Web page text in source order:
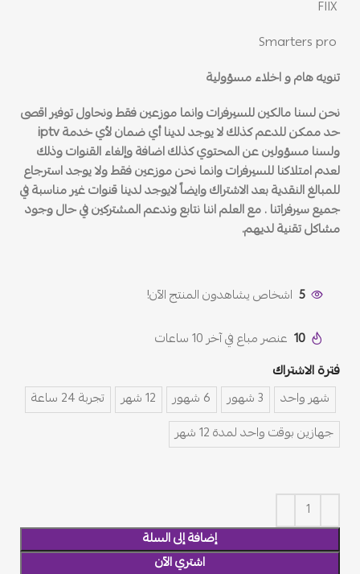
تنويه هام و اخلاء مسؤولية
نحن لسنا مالكين للسيرفرات وانما موزعين فقط ونحاول توفير اقصى
حد ممكن للدعم كذلك لا يوجد لدينا أي ضمان لأي خدمة iptv
ولسنا مسؤولين عن المحتوي كذلك اضافة وإلغاء القنوات وذلك
لعدم امتلاكنا للسيرفرات وانما نحن موزعين فقط ولا يوجد استرجاع
للمبالغ النقدية بعد الاشتراك وايضاً لايوجد لدينا قنوات غير مناسبة في
جميع سيرفراتنا . مع العلم اننا نتابع وندعم المشتركين في حال وجود
مشاكل تقنية لديهم.
5 اشخاص يشاهدون المنتج الآن!
10 عنصر مباع في آخر 10 ساعات
فترة الاشتراك
شهر واحد 3 شهور 6 شهور 12 شهر
تجربة 24 ساعة
جهازين بوقت واحد لمدة 12 شهر
إضافة إلى السلة
اشتري الآن